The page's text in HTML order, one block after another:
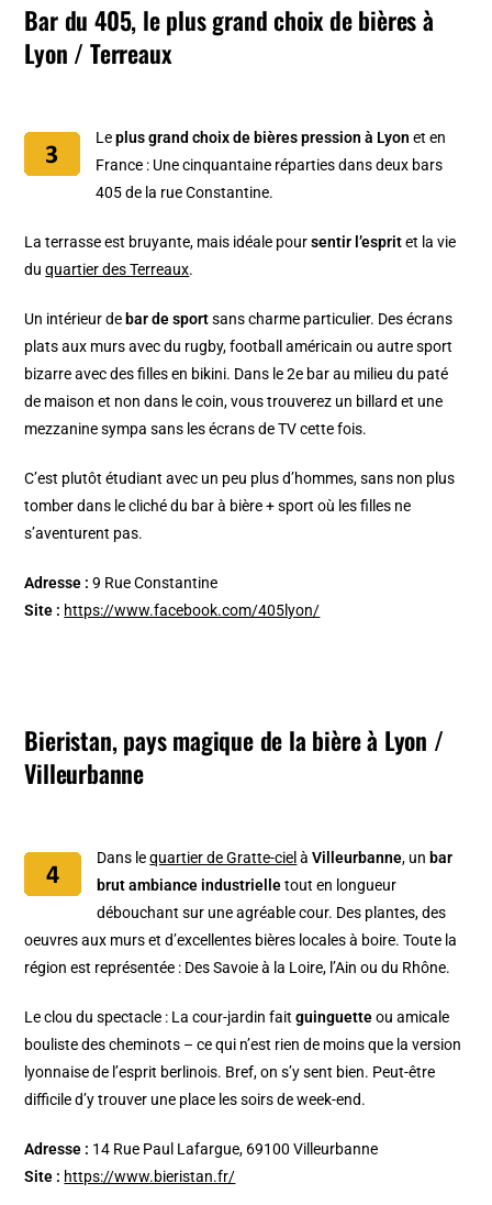
Bar du 405, le plus grand choix de bières à
Lyon / Terreaux
Leplus grand choix de bières pression à Lyon et en
France : Une cinquantaine réparties dans deux bars
405 de la rue Constantine.
La terrasse est bruyante, mais idéale poursentir l’espritet la vie
duquartier des Terreaux.
Un intérieur de bar de sportsans charme particulier. Des écrans
plats aux murs avec du rugby, football américain ou autre sport
bizarre avec des filles en bikini. Dans le 2e bar au milieu du paté
de maison et non dans le coin, vous trouverez un billard et une
mezzanine sympa sans les écrans de TV cette fois.
C’est plutôt étudiant avec un peu plus d’hommes, sans non plus
tomber dans le cliché du bar à bière + sport où les filles ne
s’aventurent pas.
Adresse :9 Rue Constantine
Site : https://www.facebook.com/405lyon/
Bieristan, pays magique de la bière à Lyon /
Villeurbanne
Dans lequartier de Gratte-ciel àVilleurbanne, un bar
brut ambiance industrielletout en longueur
débouchant sur une agréable cour. Des plantes, des
oeuvres aux murs et d’excellentes bières locales à boire. Toute la
région est représentée : Des Savoie à la Loire, l’Ain ou du Rhône.
Le clou du spectacle : La cour-jardin faitguinguetteou amicale
bouliste des cheminots – ce qui n’est rien de moins que la version
lyonnaise de l’esprit berlinois. Bref, on s’y sent bien. Peut-être
difficile d’y trouver une place les soirs de week-end.
Adresse : 14 Rue Paul Lafargue, 69100 Villeurbanne
Site : https://www.bieristan.fr/